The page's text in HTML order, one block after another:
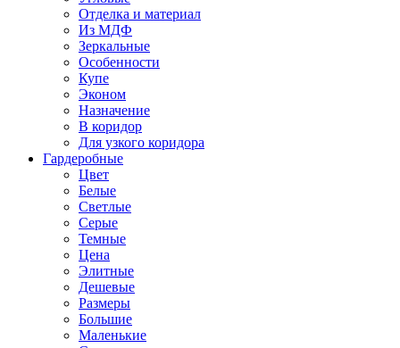
Отделка и материал
Из МДФ
Зеркальные
Особенности
Купе
Эконом
Назначение
В коридор
Для узкого коридора
Гардеробные
Цвет
Белые
Светлые
Серые
Темные
Цена
Элитные
Дешевые
Размеры
Большие
Маленькие